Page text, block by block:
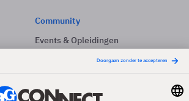
Community
Events & Opleidingen